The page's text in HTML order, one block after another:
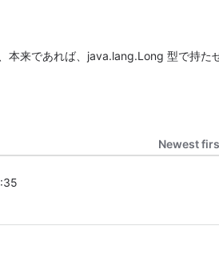
本来であれば、java.lang.Long 型で持た
Newest